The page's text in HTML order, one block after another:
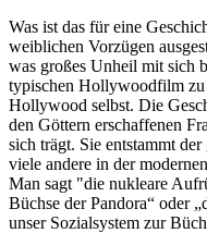
Was ist das für eine
weiblichen Vorzügen
was großes Unheil mit sich
typischen Hollywoodfilm zu
Hollywood selbst. Die
den Göttern erschaffenen
sich trägt. Sie entstammt
viele andere in der
Man sagt "die nukleare
Büchse der Pandora“ oder
unser Sozialsystem zur